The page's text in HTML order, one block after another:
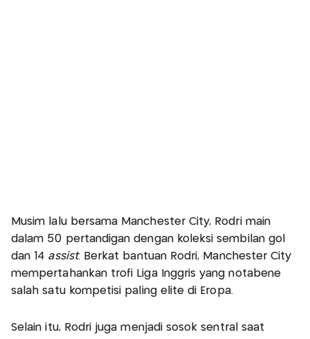
Musim lalu bersama Manchester City, Rodri main
dalam 50 pertandigan dengan koleksi sembilan gol
dan 14 assist. Berkat bantuan Rodri, Manchester City
mempertahankan trofi Liga Inggris yang notabene
salah satu kompetisi paling elite di Eropa.
Selain itu, Rodri juga menjadi sosok sentral saat